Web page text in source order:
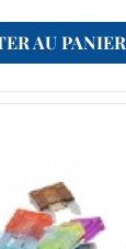
AU PANIER